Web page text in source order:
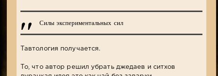
Силы экспериментальных сил
Тавтология получается.
То, что автор решил убрать джедаев и ситхов